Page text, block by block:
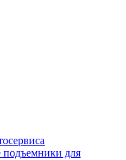
подъемники для